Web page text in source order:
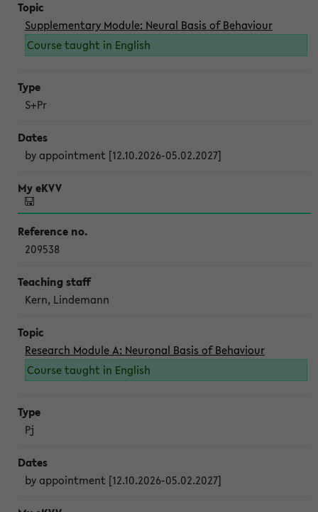
Supplementary Module: Neural Basis of Behaviour
Course taught in English
S+Pr
by appointment [12.10.2026-05.02.2027]
209538
Kern, Lindemann
Research Module A: Neuronal Basis of Behaviour
Course taught in English
Pj
by appointment [12.10.2026-05.02.2027]